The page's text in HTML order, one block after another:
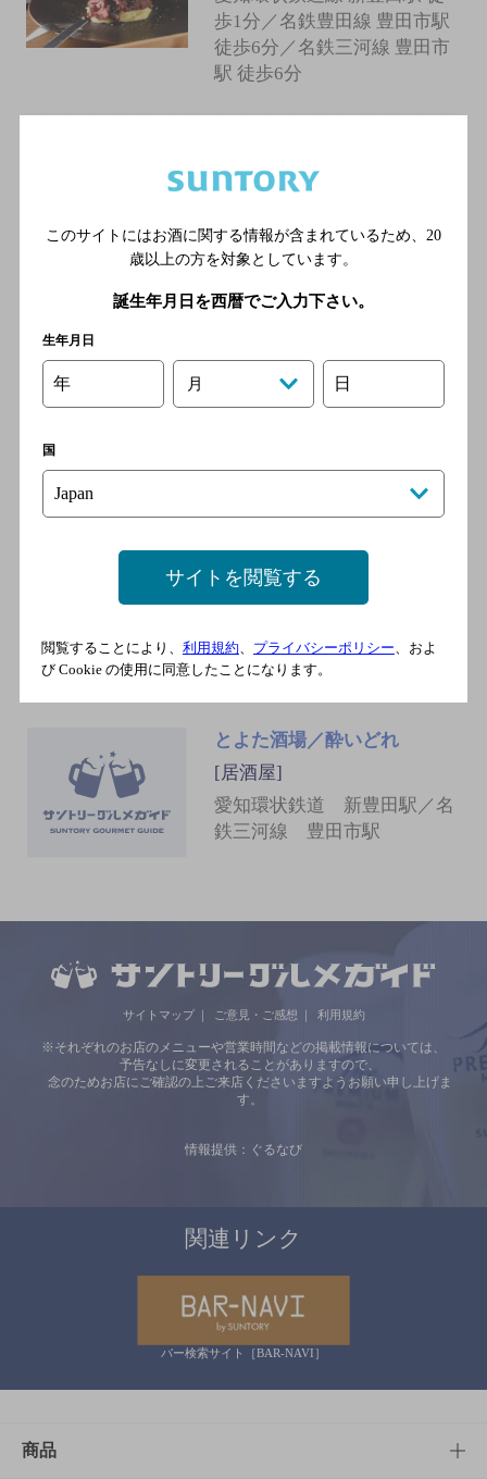
歩1分／名鉄豊田線 豊田市駅
徒歩6分／名鉄三河線 豊田市
駅 徒歩6分
ZETTEN～ 豊田店
名鉄三河線 豊田市駅 徒歩5分
／愛知環状鉄道線 新豊田駅
徒歩5分
[居酒屋]
環状鉄道 新豊田駅
青島
[居酒屋]
鉄三河線 豊田市駅
とよた酒場／酔いどれ
[居酒屋]
愛知環状鉄道 新豊田駅／名
鉄三河線 豊田市駅
サイトマップ ご意見・ご感想 利用規約
※それぞれのお店のメニューや営業時間などの掲載情報については、
予告なしに変更されることがありますので、
念のためお店にご確認の上ご来店くださいますようお願い申し上げま
す。
情報提供：ぐるなび
関連リンク
バー検索サイト［BAR-NAVI］
商品
このサイトにはお酒に関する情報が含まれているため、 20
歳以上の方を対象としています。
誕生年月日を西暦でご入力下さい。
生年月日
年 月 日
国
サイトを閲覧する
閲覧することにより、 利用規約、 プライバシーポリシー、およ
び Cookie の使用に同意したことになります。